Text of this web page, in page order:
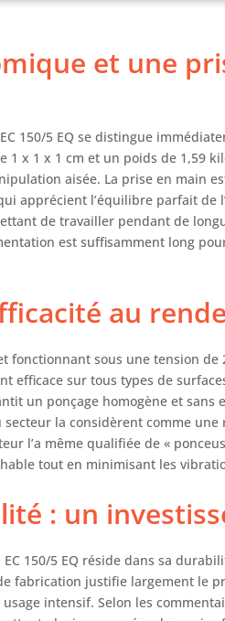
et une
150/5 EQ se distingue
1 x 1 x 1 cm et un poids de 1,59
aisée. La prise en main
apprécient l’équilibre parfait de
de travailler pendant de
est suffisamment long
au
fonctionnant sous une tension de
efficace sur tous types de
un ponçage homogène et
la considèrent comme
l’a même qualifiée de «
tout en minimisant les
: un
EC 150/5 EQ réside dans sa
fabrication justifie largement le
intensif. Selon les